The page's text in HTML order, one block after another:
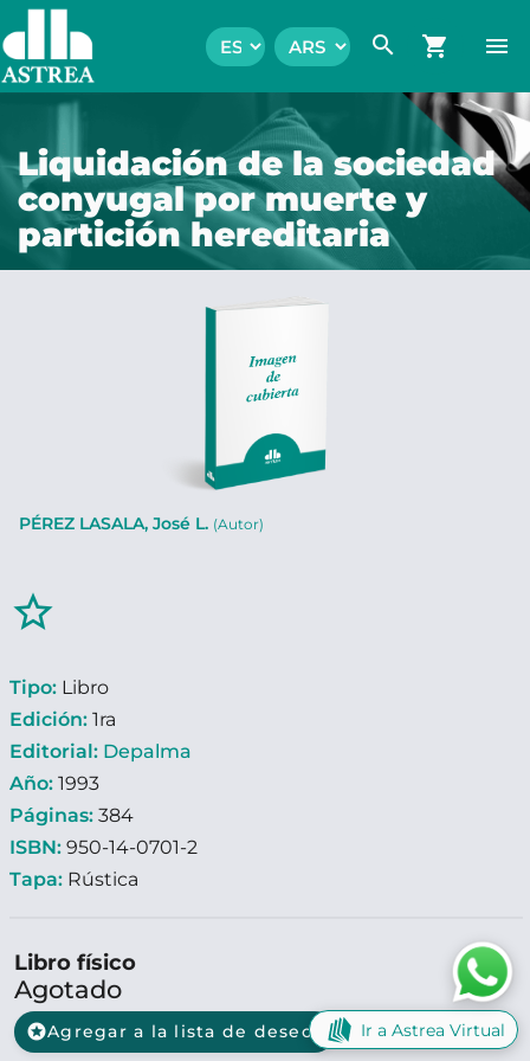
search shopping_cart menu
Liquidación de la sociedad
conyugal por muerte y
partición hereditaria
PÉREZ LASALA, José L. (Autor)
star_border
Tipo: Libro
Edición: 1ra
Editorial: Depalma
Año: 1993
Páginas: 384
ISBN: 950-14-0701-2
Tapa: Rústica
Libro físico
Agotado
starsAgregar a la lista de deseos Ir a Astrea Virtual